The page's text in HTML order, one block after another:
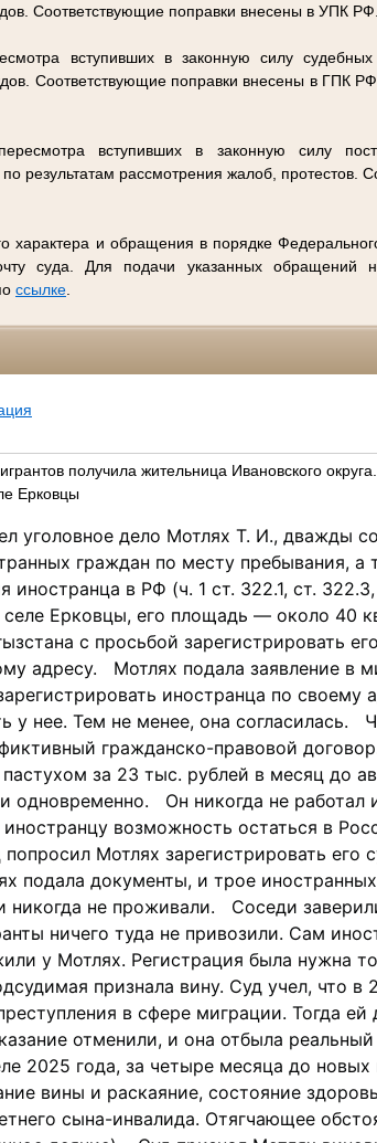
Соответствующие поправки внесены в УПК
вступивших в законную силу
Соответствующие поправки внесены в ГПК
вступивших в законную силу
результатам рассмотрения жалоб, протестов.
характера и обращения в порядке
суда. Для подачи указанных обращений
ссылке.
получила жительница Ивановского округа.
Ерковцы
уголовное дело Мотлях Т. И., дважды
граждан по месту пребывания, а
иностранца в РФ (ч. 1 ст. 322.1, ст.
Ерковцы, его площадь — около 40
с просьбой зарегистрировать
адресу. Мотлях подала заявление в
иностранца по своему
у нее. Тем не менее, она согласилась.
гражданско-правовой
за 23 тыс. рублей в месяц до
одновременно. Он никогда не работал
возможность остаться в
Мотлях зарегистрировать его
подала документы, и трое
никогда не проживали. Соседи
ничего туда не привозили. Сам
у Мотлях. Регистрация была нужна
признала вину. Суд учел, что в
в сфере миграции. Тогда ей
отменили, и она отбыла
2025 года, за четыре месяца до
вины и раскаяние, состояние
сына-инвалида. Отягчающее